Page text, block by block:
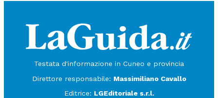
Testata d'informazione in Cuneo e provincia
Direttore responsabile: Massimiliano Cavallo
Editrice: LGEditoriale s.r.l.